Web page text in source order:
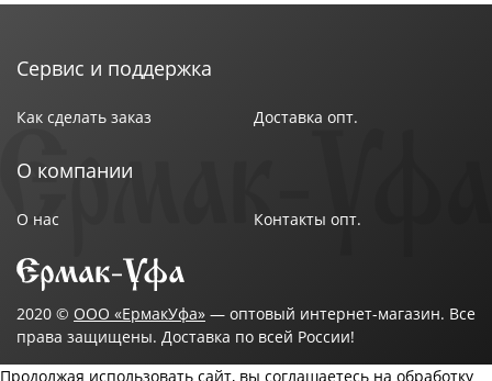
Сервис и поддержка
Как сделать заказ Доставка опт.
О компании
О нас Контакты опт.
2020 © ООО «ЕрмакУфа» — оптовый интернет-магазин. Все
права защищены. Доставка по всей России!
Продолжая использовать сайт, вы соглашаетесь на обработку